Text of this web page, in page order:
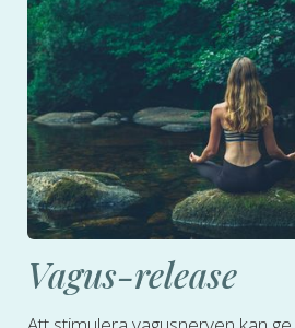
Vagus-release